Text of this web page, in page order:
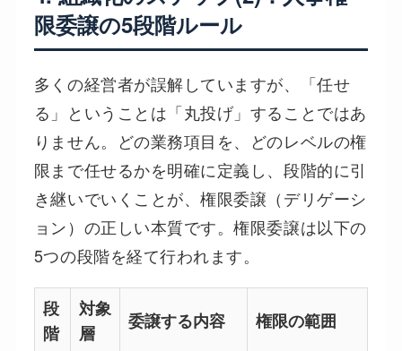
限委譲の5段階ルール
多くの経営者が誤解していますが、「任せ
る」ということは「丸投げ」することではあ
りません。どの業務項目を、どのレベルの権
限まで任せるかを明確に定義し、段階的に引
き継いでいくことが、権限委譲（デリゲーシ
ョン）の正しい本質です。権限委譲は以下の
5つの段階を経て行われます。
段
階
対象
層
委譲する内容 権限の範囲